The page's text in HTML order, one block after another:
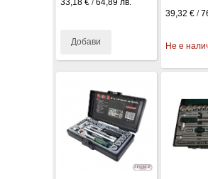
33,18 € /64,89 лв.
Добави
39,32 €/
Не е